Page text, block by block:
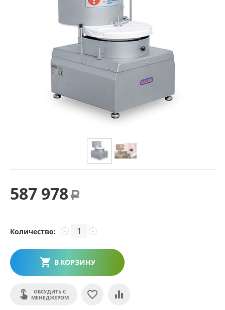
587 978 Р
Количество: +
−
В КОРЗИНУ
ОБСУДИТЬ С
МЕНЕДЖЕРОМ